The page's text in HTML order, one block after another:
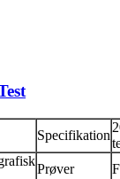
Specifikation
Prøver